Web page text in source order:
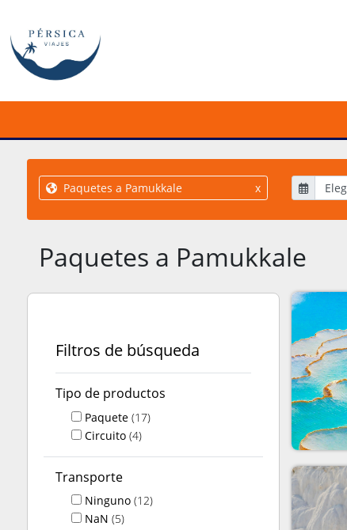
Paquetes a Pamukkale x
Paquetes a Pamukkale
Filtros de búsqueda
Tipo de productos
Paquete (17)
Circuito (4)
Transporte
Ninguno (12)
NaN (5)